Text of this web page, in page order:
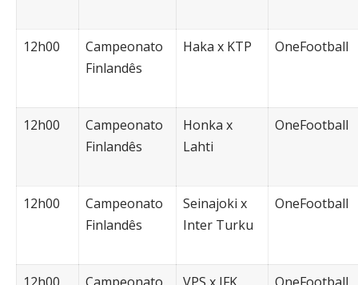
12h00
Campeonato
Finlandês
Haka x KTP OneFootball
12h00
Campeonato
Finlandês
Honka x
Lahti
OneFootball
12h00
Campeonato
Finlandês
Seinajoki x
Inter Turku
OneFootball